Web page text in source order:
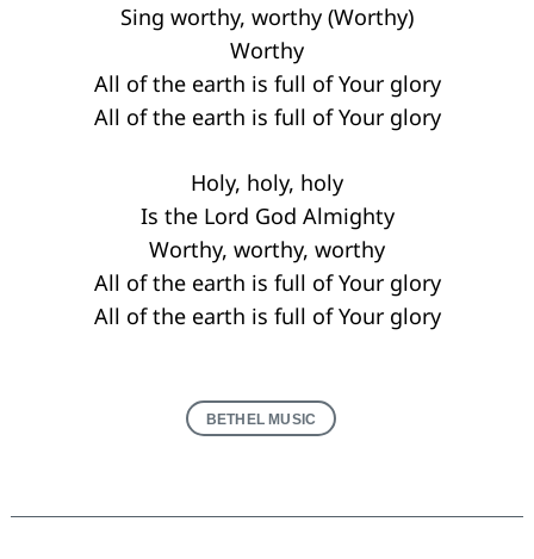
Sing worthy, worthy (Worthy)
Worthy
All of the earth is full of Your glory
All of the earth is full of Your glory
Holy, holy, holy
Is the Lord God Almighty
Worthy, worthy, worthy
All of the earth is full of Your glory
All of the earth is full of Your glory
BETHEL MUSIC